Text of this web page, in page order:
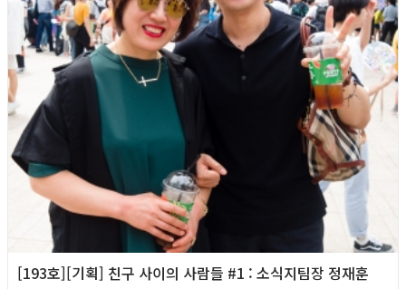
[193호][기획] 친구 사이의 사람들 #1 : 소식지팀장 정재훈